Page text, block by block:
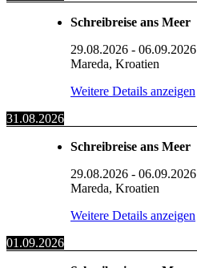
Schreibreise ans Meer
29.08.2026 - 06.09.2026
Mareda, Kroatien
Weitere Details anzeigen
31.08.2026
Schreibreise ans Meer
29.08.2026 - 06.09.2026
Mareda, Kroatien
Weitere Details anzeigen
01.09.2026